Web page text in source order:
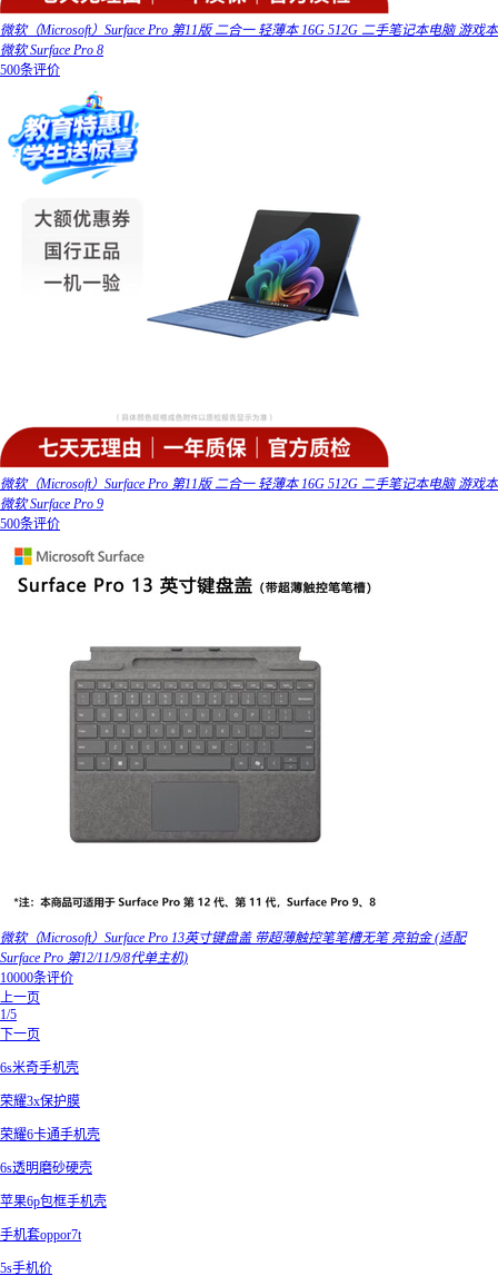
微软（Microsoft）Surface Pro 第11版 二合一 轻薄本 16G 512G 二手笔记本电脑 游戏本
微软 Surface Pro 8
500条评价
微软（Microsoft）Surface Pro 第11版 二合一 轻薄本 16G 512G 二手笔记本电脑 游戏本
微软 Surface Pro 9
500条评价
微软（Microsoft）Surface Pro 13英寸键盘盖 带超薄触控笔笔槽无笔 亮铂金 (适配
Surface Pro 第12/11/9/8代单主机)
10000条评价
上一页
1/5
下一页
6s米奇手机壳
荣耀3x保护膜
荣耀6卡通手机壳
6s透明磨砂硬壳
苹果6p包框手机壳
手机套oppor7t
5s手机价